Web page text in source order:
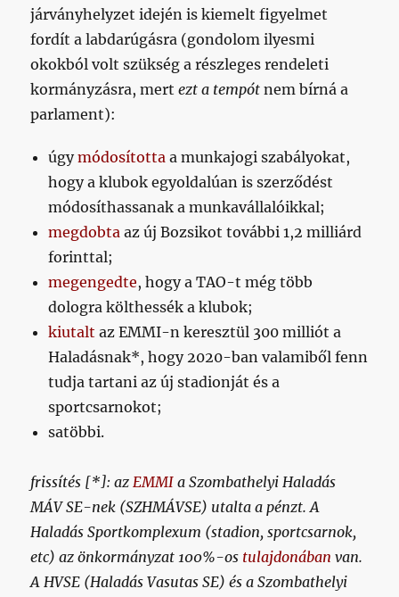
járványhelyzet idején is kiemelt figyelmet
fordít a labdarúgásra (gondolom ilyesmi
okokból volt szükség a részleges rendeleti
kormányzásra, mertezt a tempót nem bírná a
parlament):
úgymódosította a munkajogi szabályokat,
hogy a klubok egyoldalúan is szerződést
módosíthassanak a munkavállalóikkal;
megdobta az új Bozsikot további 1,2 milliárd
forinttal;
megengedte, hogy a TAO-t még több
dologra költhessék a klubok;
kiutalt az EMMI-n keresztül 300 milliót a
Haladásnak*, hogy 2020-ban valamiből fenn
tudja tartani az új stadionját és a
sportcsarnokot;
satöbbi.
frissítés [*]: azEMMI a Szombathelyi Haladás
MÁV SE-nek (SZHMÁVSE) utalta a pénzt. A
Haladás Sportkomplexum (stadion, sportcsarnok,
etc) az önkormányzat 100%-os tulajdonában van.
A HVSE (Haladás Vasutas SE) és a Szombathelyi